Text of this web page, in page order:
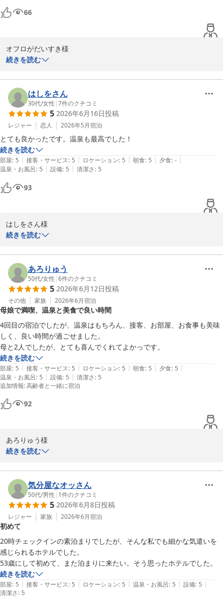
上げております。
長良川温泉 十八楼
66
オフロがだいすき様
限られたご滞在時間ではあったかと存じますが、その中でも温泉を
ごゆっくりお寛ぎいただけたとのこと大変嬉しく拝見いたしまし
た。
「次回は食事付きで1日ゆっくり利用したい」とのお言葉を頂戴し
大変光栄に存じます。
ぜひ次回は温泉はもちろん、旬の食材を使用したご夕食や｢健康美
食｣をテーマにしたご朝食バイキングなど館内でのひとときも心ゆ
くまでお楽しみいただけましたら幸いでございます。
この度はご宿泊ならびに温かなお言葉をお寄せいただき重ねて御礼
オフロがだいすき様のまたのお越しをスタッフ一同、心よりお待ち
申し上げております。
2026-07-02
続きを読む
はしをさん
30代/女性 |7件のクチコミ
5 2026年6月16日投稿
レジャー 恋人 2026年5月宿泊
とても良かったです。温泉も最高でした！
続きを読む
部屋: 5 | 接客・サービス: 5 | ロケーション: 5 | 朝食: 5 | 夕食: - |
温泉・お風呂: 5 | 設備: 5 | 清潔さ: 5
93
はしをさん様
ご滞在にご満足いただけたとのこと大変嬉しく拝見いたしました。
また赤褐色が特徴の長良川温泉につきましても「最高」とのお言葉
を頂戴し何よりでございます。
ごゆっくりお寛ぎいただき、日頃のお疲れを癒していただけました
なら幸いでございます。
これからも皆さまに心地よいひとときをお過ごしいただけるようお
もてなしの向上に努めてまいります。
この度はご宿泊ならびに温かなお言葉をお寄せいただき重ねて御礼
申し上げます。
はしをさん様のまたのお越しをスタッフ一同心よりお待ち申し上げ
ております。
続きを読む
あろりゅう
50代/女性 |6件のクチコミ
5 2026年6月12日投稿
その他 家族 2026年6月宿泊
母娘で満喫、温泉と美食で良い時間
4回目の宿泊でしたが、温泉はもちろん、接客、お部屋、お食事も美味
しく、良い時間が過ごせました。
母と2人でしたが、とても喜んでくれてよかっです。
続きを読む
部屋: 5 | 接客・サービス: 5 | ロケーション: 5 | 朝食: 5 | 夕食: 5 |
温泉・お風呂: 5 | 設備: 5 | 清潔さ: 5
追加情報:高齢者と一緒に宿泊
92
あろりゅう様
また4回目のご宿泊とのこと、いつも当館をご愛顧いただき心より
感謝申し上げます。
温泉をはじめ接客やお部屋、お食事につきましてもご満足いただけ
たとのこと大変嬉しく拝見いたしました。
今回も良いお時間をお過ごしいただけたご様子にスタッフ一同安堵
しております。
お母様とのご旅行が素敵なひとときとなりお母様にもお喜びいただ
けたとのこと、私どもも大変嬉しく存じます。
季節が変わればお料理はもちろんお部屋からの景色も違った雰囲気
でお楽しみいただけます。
続きを読む
気分屋なオッさん
50代/男性 | 1件のクチコミ
5 2026年6月8日投稿
レジャー 家族 2026年6月宿泊
初めて
20時チェックインの素泊まりでしたが、そんな私でも細かな気遣いを
感じられるホテルでした。
53歳にして初めて、また泊まりに来たい。そう思ったホテルでした。
続きを読む
部屋: 5 | 接客・サービス: 5 | ロケーション: 5 | 温泉・お風呂: 5 | 設備: 5 |
清潔さ: 5